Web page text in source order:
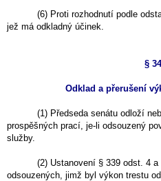
(6) Proti rozhodnutí podle
jež má odkladný účinek.
§
Odklad a přerušení
(1) Předseda senátu odloží
prospěšných prací, je-li odsouzený
služby.
(2) Ustanovení § 339 odst. 4
odsouzených, jimž byl výkon trestu